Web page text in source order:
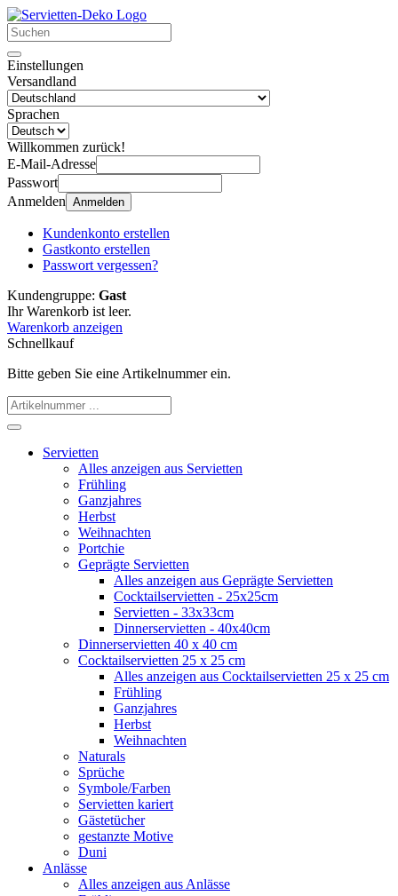
Einstellungen
Versandland
Sprachen
Willkommen zurück!
E-Mail-Adresse
Passwort
Anmelden Anmelden
Kundenkonto erstellen
Gastkonto erstellen
Passwort vergessen?
Kundengruppe: Gast
Ihr Warenkorb ist leer.
Warenkorb anzeigen
Schnellkauf
Bitte geben Sie eine Artikelnummer ein.
Servietten
Alles anzeigen aus Servietten
Frühling
Ganzjahres
Herbst
Weihnachten
Portchie
Geprägte Servietten
Alles anzeigen aus Geprägte Servietten
Cocktailservietten - 25x25cm
Servietten - 33x33cm
Dinnerservietten - 40x40cm
Dinnerservietten 40 x 40 cm
Cocktailservietten 25 x 25 cm
Alles anzeigen aus Cocktailservietten 25 x 25 cm
Frühling
Ganzjahres
Herbst
Weihnachten
Naturals
Sprüche
Symbole/Farben
Servietten kariert
Gästetücher
gestanzte Motive
Duni
Anlässe
Alles anzeigen aus Anlässe